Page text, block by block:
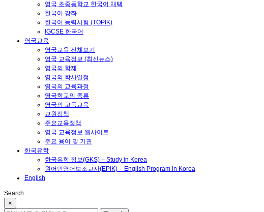
영국 초중등학교 한국어 채택
한국어 강좌
한국어 능력시험 (TOPIK)
IGCSE 한국어
영국교육
영국교육 전체보기
영국 교육정보 (최신뉴스)
영국의 학제
영국의 학사일정
영국의 교육과정
영국학교의 종류
영국의 고등교육
교원정책
주요교육정책
영국 교육정보 웹사이트
주요 용어 및 기관
한국유학
한국유학 정보(GKS) – Study in Korea
원어민영어보조교사(EPIK) – English Program in Korea
English
Search
×